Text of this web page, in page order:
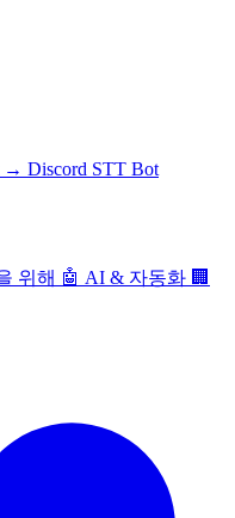
→ Discord STT Bot
위해 🤖 AI & 자동화 🏢